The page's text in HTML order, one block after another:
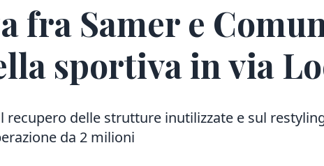
fra Samer e
sportiva in via
recupero delle strutture inutilizzate e sul
da 2 milioni